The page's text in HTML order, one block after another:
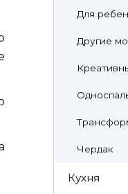
Для
Другие
Чердак
Кухня